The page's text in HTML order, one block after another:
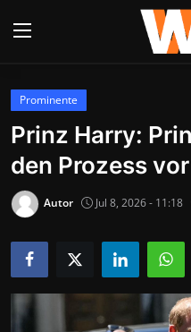
Anmelden
Datenschutzerklärung
Contact
Kultur & Unterhaltung
Lifestyle & Gesellschaft
Prominente
Prinz Harry:
den Prozess
Autor Jul 8, 2026 - 11:18